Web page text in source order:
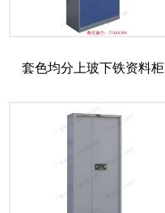
套色均分上玻下铁资料柜